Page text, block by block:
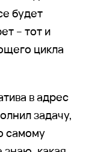
будет
– тот и
цикла
в адрес
задачу,
самому